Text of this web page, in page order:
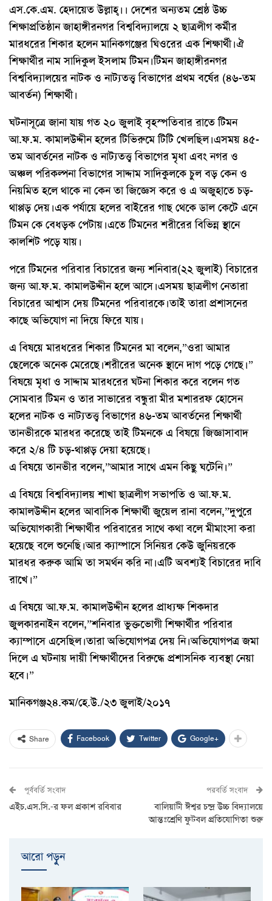
এস.কে.এম. হেদায়েত উল্লাহ্।। দেশের অন্যতম শ্রেষ্ঠ উচ্চ
শিক্ষাপ্রতিষ্ঠান জাহাঙ্গীরনগর বিশ্ববিদ্যালয়ে ২ ছাত্রলীগ কর্মীর
মারধরের শিকার হলেন মানিকগঞ্জের ঘিওরের এক শিক্ষার্থী।ঐ
শিক্ষার্থীর নাম সাদিকুল ইসলাম টিমন।টিমন জাহাঙ্গীরনগর
বিশ্ববিদ্যালয়ের নাটক ও নাট্যতত্ত্ব বিভাগের প্রথম বর্ষের (৪৬-তম
আবর্তন) শিক্ষার্থী।
ঘটনাসূত্রে জানা যায় গত ২০ জুলাই বৃহস্পতিবার রাতে টিমন
আ.ফ.ম. কামালউদ্দীন হলের টিভিরুমে টিটি খেলছিল।এসময় ৪৫-
তম আবর্তনের নাটক ও নাট্যতত্ত্ব বিভাগের মৃধা এবং নগর ও
অঞ্চল পরিকল্পনা বিভাগের সাদ্দাম সাদিকুলকে চুল বড় কেন ও
নিয়মিত হলে থাকে না কেন তা জিজ্ঞেস করে ও এ অজুহাতে চড়-
থাপ্পড় দেয়।এক পর্যায়ে হলের বাইরের গাছ থেকে ডাল কেটে এনে
টিমন কে বেধড়ক পেটায়।এতে টিমনের শরীরের বিভিন্ন স্থানে
কালশিট পড়ে যায়।
পরে টিমনের পরিবার বিচারের জন্য শনিবার(২২ জুলাই) বিচারের
জন্য আ.ফ.ম. কামালউদ্দীন হলে আসে।এসময় ছাত্রলীগ নেতারা
বিচারের আশ্বাস দেয় টিমনের পরিবারকে।তাই তারা প্রশাসনের
কাছে অভিযোগ না দিয়ে ফিরে যায়।
এ বিষয়ে মারধরের শিকার টিমনের মা বলেন,”ওরা আমার
ছেলেকে অনেক মেরেছে।শরীরের অনেক স্থানে দাগ পড়ে গেছে।”
বিষয়ে মৃধা ও সাদ্দাম মারধরের ঘটনা শিকার করে বলেন গত
সোমবার টিমন ও তার সাভারের বন্ধুরা মীর মশাররফ হোসেন
হলের নাটক ও নাট্যতত্ত্ব বিভাগের ৪৬-তম আবর্তনের শিক্ষার্থী
তানভীরকে মারধর করেছে তাই টিমনকে এ বিষয়ে জিজ্ঞাসাবাদ
করে ২/৪ টি চড়-থাপ্পড় দেয়া হয়েছে।
এ বিষয়ে তানভীর বলেন,”আমার সাথে এমন কিছু ঘটেনি।”
এ বিষয়ে বিশ্ববিদ্যালয় শাখা ছাত্রলীগ সভাপতি ও আ.ফ.ম.
কামালউদ্দীন হলের আবাসিক শিক্ষার্থী জুয়েল রানা বলেন,”দুপুরে
অভিযোগকারী শিক্ষার্থীর পরিবারের সাথে কথা বলে মীমাংসা করা
হয়েছে বলে শুনেছি।আর ক্যাম্পাসে সিনিয়র কেউ জুনিয়রকে
মারধর করুক আমি তা সমর্থন করি না।এটি অবশ্যই বিচারের দাবি
রাখে।”
এ বিষয়ে আ.ফ.ম. কামালউদ্দীন হলের প্রাধ্যক্ষ শিকদার
জুলকারনাইন বলেন,”শনিবার ভুক্তভোগী শিক্ষার্থীর পরিবার
ক্যাম্পাসে এসেছিল।তারা অভিযোগপত্র দেয় নি।অভিযোগপত্র জমা
দিলে এ ঘটনায় দায়ী শিক্ষার্থীদের বিরুদ্ধে প্রশাসনিক ব্যবস্থা নেয়া
হবে।”
মানিকগঞ্জ২৪.কম/হে.উ./২৩ জুলাই/২০১৭
Share Facebook Twitter Google+
পূর্ববর্তি সংবাদ
এইচ.এস.সি.-র ফল প্রকাশ রবিবার
পরবর্তি সংবাদ
বালিয়াটী ঈশ্বর চন্দ্র উচ্চ বিদ্যালয়ে
আন্তঃশ্রেণি ফুটবল প্রতিযোগিতা শুরু
আরো পড়ুুন